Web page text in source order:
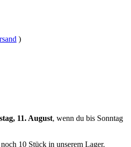
)
11. August, wenn du bis Sonntag
10 Stück in unserem Lager.